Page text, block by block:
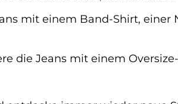
mit einem Band-Shirt,
die Jeans mit einem